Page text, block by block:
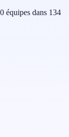
équipes dans 134